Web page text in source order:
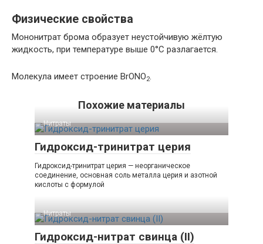
Физические свойства
Мононитрат брома образует неустойчивую жёлтую
жидкость, при температуре выше 0°С разлагается.
Молекула имеет строение BrONO2.
Похожие материалы
Нитраты
Гидроксид-тринитрат церия
Гидроксид-тринитрат церия — неорганическое
соединение, основная соль металла церия и азотной
кислоты с формулой
Нитраты
Гидроксид-нитрат свинца (II)